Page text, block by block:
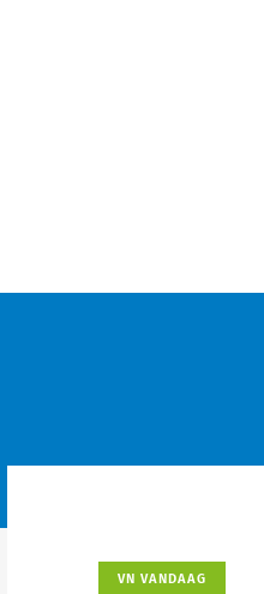
VN VANDAAG